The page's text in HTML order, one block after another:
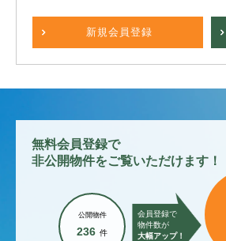
新規会員登録
無料会員登録で
非公開物件をご覧いただけます！
会員登録で
物件数が
大幅アップ！
公開物件
236 件